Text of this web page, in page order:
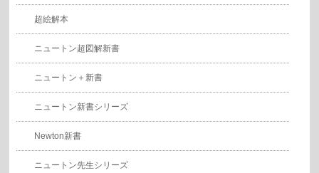
超絵解本
ニュートン超図解新書
ニュートン＋新書
ニュートン新書シリーズ
Newton新書
ニュートン先生シリーズ